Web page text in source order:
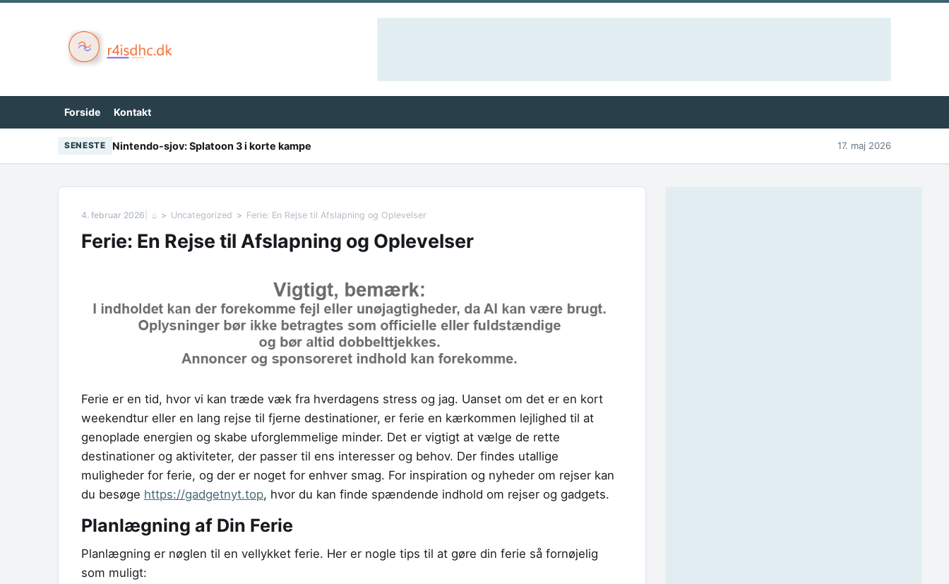
Forside Kontakt
SENESTE Nintendo-sjov: Splatoon 3 i korte kampe 17. maj 2026
4. februar 2026 ⌂ Uncategorized Ferie: En Rejse til Afslapning og Oplevelser
Ferie: En Rejse til Afslapning og Oplevelser
Ferie er en tid, hvor vi kan træde væk fra hverdagens stress og jag. Uanset om det er en kort
weekendtur eller en lang rejse til fjerne destinationer, er ferie en kærkommen lejlighed til at
genoplade energien og skabe uforglemmelige minder. Det er vigtigt at vælge de rette
destinationer og aktiviteter, der passer til ens interesser og behov. Der findes utallige
muligheder for ferie, og der er noget for enhver smag. For inspiration og nyheder om rejser kan
du besøge https://gadgetnyt.top, hvor du kan finde spændende indhold om rejser og gadgets.
Planlægning af Din Ferie
Planlægning er nøglen til en vellykket ferie. Her er nogle tips til at gøre din ferie så fornøjelig
som muligt: